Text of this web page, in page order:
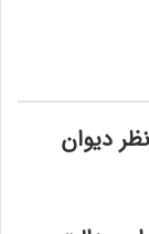
دیوان